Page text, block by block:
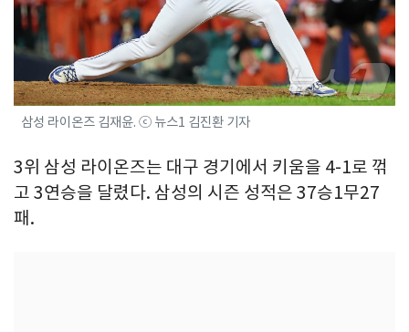
삼성 라이온즈 김재윤. ⓒ 뉴스1 김진환 기자
3위 삼성 라이온즈는 대구 경기에서 키움을 4-1로 꺾
고 3연승을 달렸다. 삼성의 시즌 성적은 37승1무27
패.